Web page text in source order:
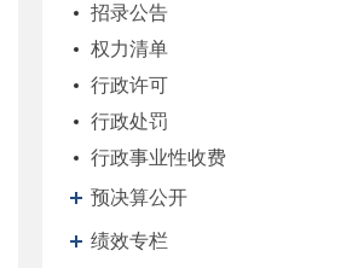
招录公告
权力清单
行政许可
行政处罚
行政事业性收费
预决算公开
绩效专栏